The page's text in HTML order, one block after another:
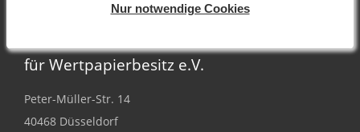
Nur notwendige Cookies
DSW - Deutsche
für Wertpapierbesitz e.V.
Peter-Müller-Str. 14
40468 Düsseldorf